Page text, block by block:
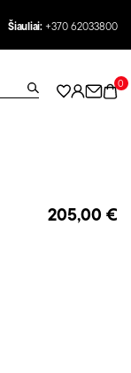
Šiauliai: +370 62033800
0
205,00 €